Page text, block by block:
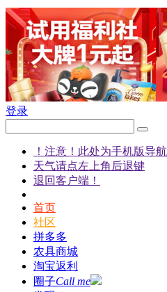
登录
！注意！此处为手机版导航
天气请点左上角后退键
退回客户端！
首页
社区
拼多多
农具商城
淘宝返利
圈子Call me